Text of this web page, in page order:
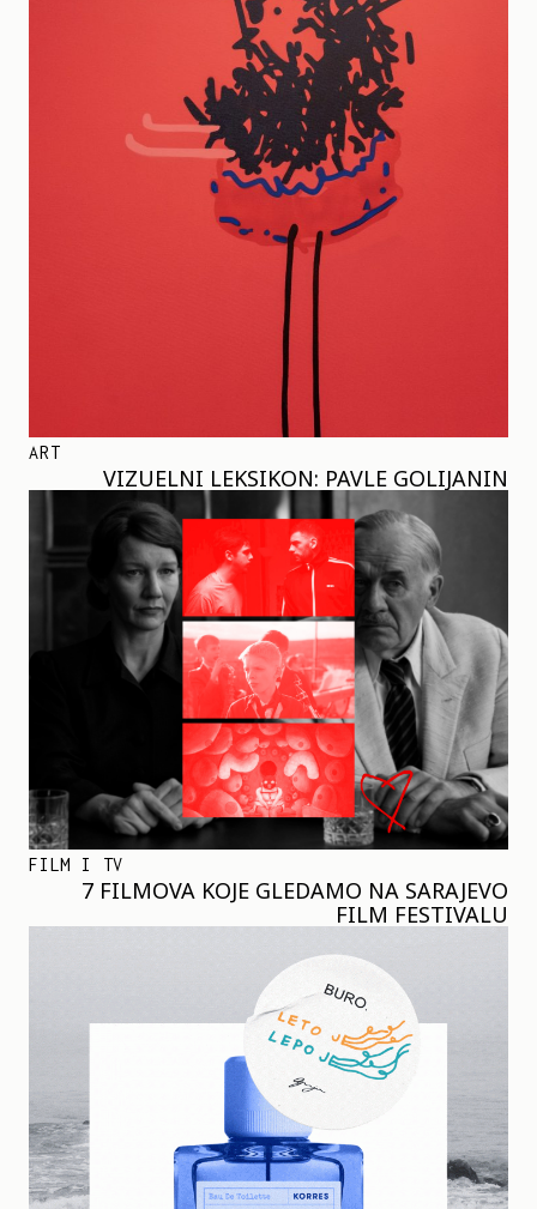
ART
VIZUELNI LEKSIKON: PAVLE GOLIJANIN
FILM I TV
7 FILMOVA KOJE GLEDAMO NA SARAJEVO
FILM FESTIVALU